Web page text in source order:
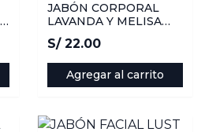
JABÓN CORPORAL
LAVANDA Y MELISA
100GR - NOMADA
S/ 22.00
Agregar al carrito